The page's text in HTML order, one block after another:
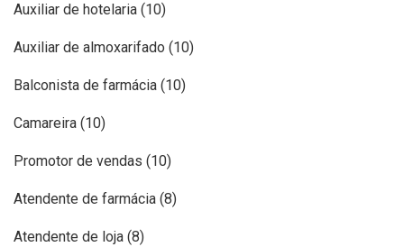
Auxiliar de hotelaria (10)
Auxiliar de almoxarifado (10)
Balconista de farmácia (10)
Camareira (10)
Promotor de vendas (10)
Atendente de farmácia (8)
Atendente de loja (8)